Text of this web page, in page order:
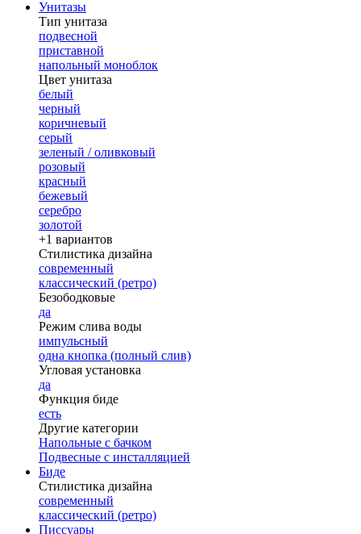
Унитазы
Тип унитаза
подвесной
приставной
напольный моноблок
Цвет унитаза
белый
черный
коричневый
серый
зеленый / оливковый
розовый
красный
бежевый
серебро
золотой
+1 вариантов
Стилистика дизайна
современный
классический (ретро)
Безободковые
да
Режим слива воды
импульсный
одна кнопка (полный слив)
Угловая установка
да
Функция биде
есть
Другие категории
Напольные с бачком
Подвесные с инсталляцией
Биде
Стилистика дизайна
современный
классический (ретро)
Писсуары